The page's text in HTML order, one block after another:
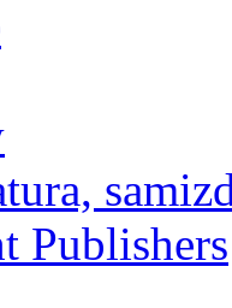
Publishers